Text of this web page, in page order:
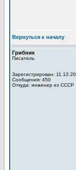
Вернуться к началу
Грибник
Писатель
Зарегистрирован:
Сообщения: 450
Откуда: инженер из СССР